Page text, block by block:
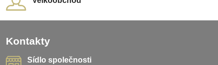
Kontakty
Sídlo společnosti